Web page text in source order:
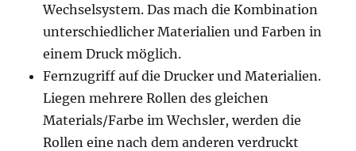
Wechselsystem. Das mach die Kombination
unterschiedlicher Materialien und Farben in
einem Druck möglich.
Fernzugriff auf die Drucker und Materialien.
Liegen mehrere Rollen des gleichen
Materials/Farbe im Wechsler, werden die
Rollen eine nach dem anderen verdruckt